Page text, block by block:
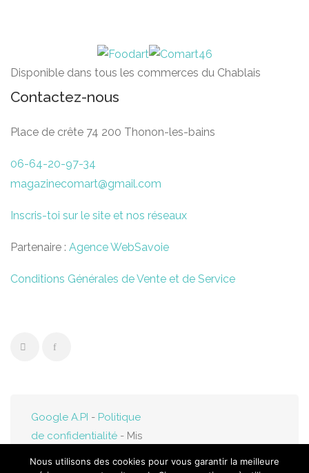
Disponible dans tous les commerces du Chablais
Contactez-nous
Place de crête 74 200 Thonon-les-bains
06-64-20-97-34
magazinecomart@gmail.com
Inscris-toi sur le site et nos réseaux
Partenaire : Agence WebSavoie
Conditions Générales de Vente et de Service
Google A.PI - Politique
de confidentialité - Mis
Nous utilisons des cookies pour vous garantir la meilleure